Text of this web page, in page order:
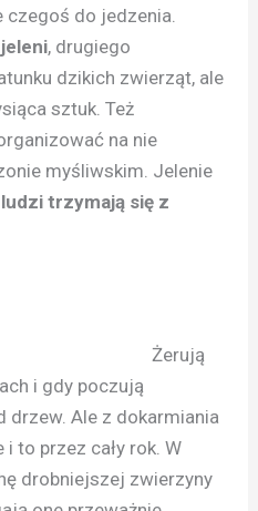
do jedzenia.
jeleni, drugiego
dzikich zwierząt, ale
sztuk. Też
na nie
myśliwskim. Jelenie
trzymają się z
Żerują
i gdy poczują
drzew. Ale z dokarmiania
to przez cały rok. W
drobniejszej zwierzyny